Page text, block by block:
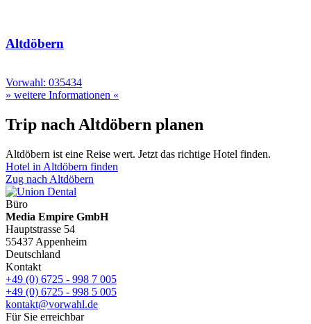
Altdöbern
Vorwahl: 035434
» weitere Informationen «
Trip nach Altdöbern planen
Altdöbern ist eine Reise wert. Jetzt das richtige Hotel finden.
Hotel in Altdöbern finden
Zug nach Altdöbern
Büro
Media Empire GmbH
Hauptstrasse 54
55437 Appenheim
Deutschland
Kontakt
+49 (0) 6725 - 998 7 005
+49 (0) 6725 - 998 5 005
kontakt@vorwahl.de
Für Sie erreichbar